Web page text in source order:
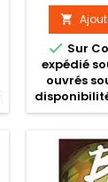

 Sur
expédié
ouvrés